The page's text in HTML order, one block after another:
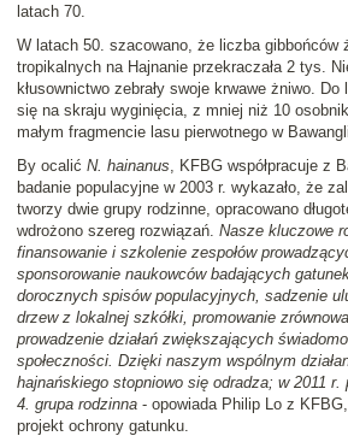
latach 70.
W latach 50. szacowano, że liczba gibbońców
tropikalnych na Hajnanie przekraczała 2 tys.
kłusownictwo zebrały swoje krwawe żniwo.
się na skraju wyginięcia, z mniej niż 10
małym fragmencie lasu pierwotnego w
By ocalić N. hainanus , KFBG współpracuje z
badanie populacyjne w 2003 r. wykazało, że
tworzy dwie grupy rodzinne, opracowano
wdrożono szereg rozwiązań. Nasze kluczowe
finansowanie i szkolenie zespołów
sponsorowanie naukowców badających
dorocznych spisów populacyjnych, sadzenie
drzew z lokalnej szkółki, promowanie
prowadzenie działań zwiększających
społeczności. Dzięki naszym wspólnym
hajnańskiego stopniowo się odradza; w 2011 r.
4. grupa rodzinna - opowiada Philip Lo z
projekt ochrony gatunku.